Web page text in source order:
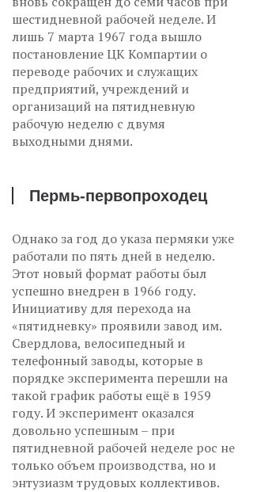
шестидневной рабочей неделе. И
лишь 7 марта 1967 года вышло
постановление ЦК Компартии о
переводе рабочих и служащих
предприятий, учреждений и
организаций на пятидневную
рабочую неделю с двумя
выходными днями.
Пермь-первопроходец
Однако за год до указа пермяки уже
работали по пять дней в неделю.
Этот новый формат работы был
успешно внедрен в 1966 году.
Инициативу для перехода на
«пятидневку» проявили завод им.
Свердлова, велосипедный и
телефонный заводы, которые в
порядке эксперимента перешли на
такой график работы ещё в 1959
году. И эксперимент оказался
довольно успешным – при
пятидневной рабочей неделе рос не
только объем производства, но и
энтузиазм трудовых коллективов.